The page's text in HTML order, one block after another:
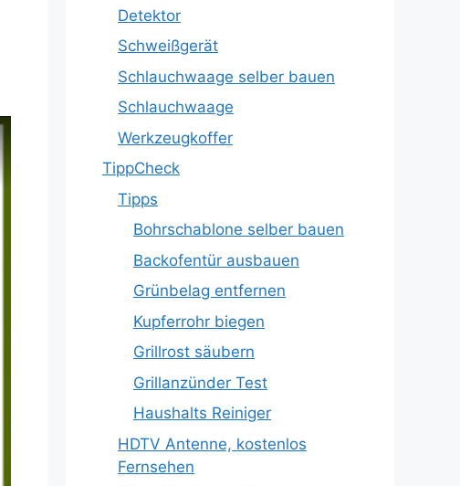
Detektor
Schweißgerät
Schlauchwaage selber bauen
Schlauchwaage
Werkzeugkoffer
TippCheck
Tipps
Bohrschablone selber bauen
Backofentür ausbauen
Grünbelag entfernen
Kupferrohr biegen
Grillrost säubern
Grillanzünder Test
Haushalts Reiniger
HDTV Antenne, kostenlos
Fernsehen